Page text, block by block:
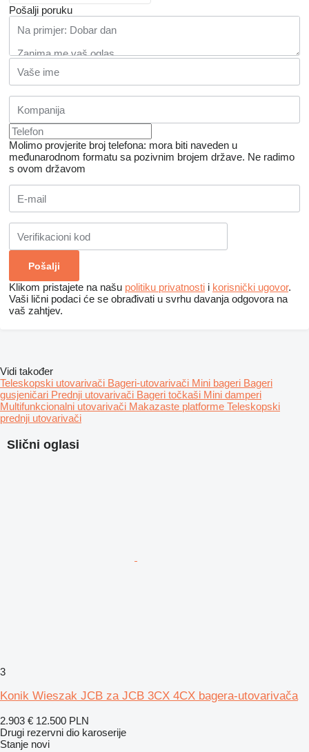
Pošalji poruku
Molimo provjerite broj telefona: mora biti naveden u
međunarodnom formatu sa pozivnim brojem države. Ne radimo
s ovom državom
Klikom pristajete na našu politiku privatnosti i korisnički ugovor.
Vaši lični podaci će se obrađivati ​​u svrhu davanja odgovora na
vaš zahtjev.
Slični oglasi
3
Konik Wieszak JCB za JCB 3CX 4CX bagera-utovarivača
2.903 € 12.500 PLN
Drugi rezervni dio karoserije
Stanje novi
Vidi također
Teleskopski utovarivači Bageri-utovarivači Mini bageri Bageri
gusjeničari Prednji utovarivači Bageri točkaši Mini damperi
Multifunkcionalni utovarivači Makazaste platforme Teleskopski
prednji utovarivači